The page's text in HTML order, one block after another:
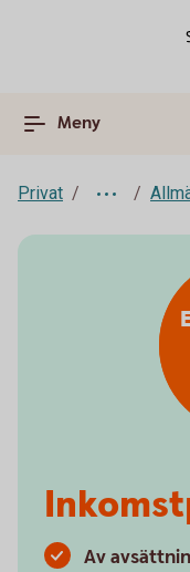
Meny
Privat
Av